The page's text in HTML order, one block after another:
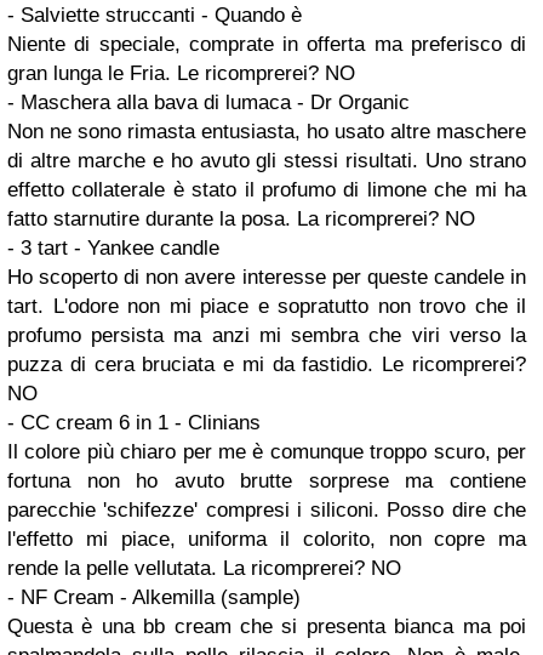
- Salviette struccanti - Quando è
Niente di speciale, comprate in offerta ma preferisco di
gran lunga le Fria. Le ricomprerei? NO
- Maschera alla bava di lumaca - Dr Organic
Non ne sono rimasta entusiasta, ho usato altre maschere
di altre marche e ho avuto gli stessi risultati. Uno strano
effetto collaterale è stato il profumo di limone che mi ha
fatto starnutire durante la posa. La ricomprerei? NO
- 3 tart - Yankee candle
Ho scoperto di non avere interesse per queste candele in
tart. L'odore non mi piace e sopratutto non trovo che il
profumo persista ma anzi mi sembra che viri verso la
puzza di cera bruciata e mi da fastidio. Le ricomprerei?
NO
- CC cream 6 in 1 - Clinians
Il colore più chiaro per me è comunque troppo scuro, per
fortuna non ho avuto brutte sorprese ma contiene
parecchie 'schifezze' compresi i siliconi. Posso dire che
l'effetto mi piace, uniforma il colorito, non copre ma
rende la pelle vellutata. La ricomprerei? NO
- NF Cream - Alkemilla (sample)
Questa è una bb cream che si presenta bianca ma poi